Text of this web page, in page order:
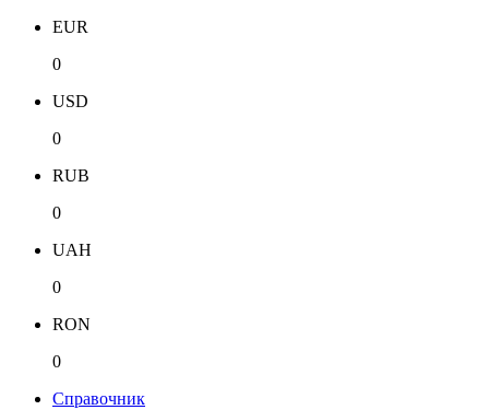
EUR
0
USD
0
RUB
0
UAH
0
RON
0
Справочник